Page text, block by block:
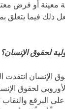
معينة أو فرض
ذلك فيما يتعلق
لحقوق الإنسان؟
الإنسان
لحقوق
البرقع